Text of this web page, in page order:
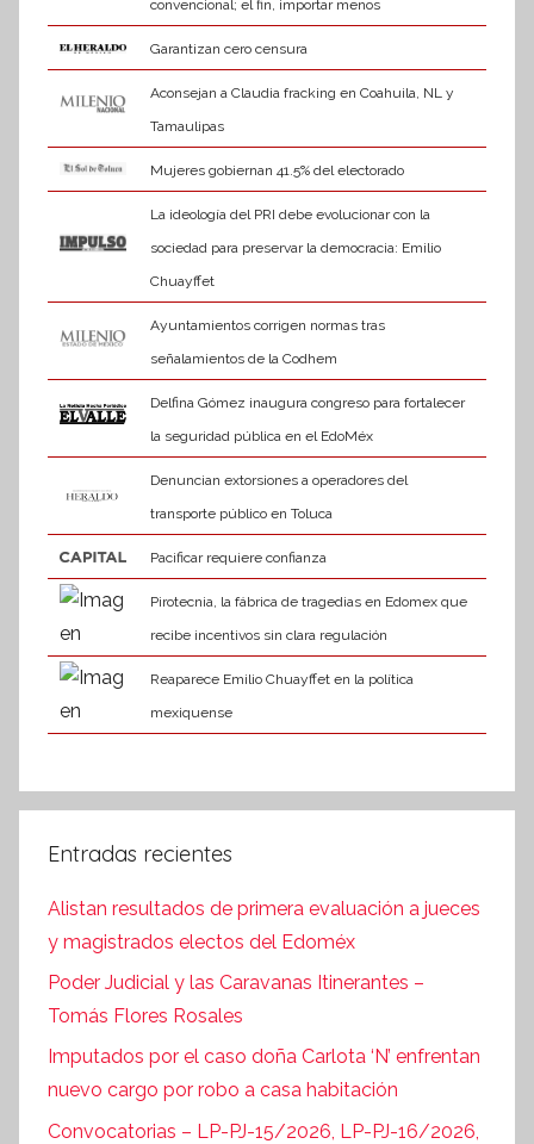
convencional; el fin, importar menos
Garantizan cero censura
Aconsejan a Claudia fracking en Coahuila, NL y
Tamaulipas
Mujeres gobiernan 41.5% del electorado
La ideología del PRI debe evolucionar con la
sociedad para preservar la democracia: Emilio
Chuayffet
Ayuntamientos corrigen normas tras
señalamientos de la Codhem
Delfina Gómez inaugura congreso para fortalecer
la seguridad pública en el EdoMéx
Denuncian extorsiones a operadores del
transporte público en Toluca
Pacificar requiere confianza
Pirotecnia, la fábrica de tragedias en Edomex que
recibe incentivos sin clara regulación
Reaparece Emilio Chuayffet en la política
mexiquense
Entradas recientes
Alistan resultados de primera evaluación a jueces
y magistrados electos del Edoméx
Poder Judicial y las Caravanas Itinerantes –
Tomás Flores Rosales
Imputados por el caso doña Carlota ‘N’ enfrentan
nuevo cargo por robo a casa habitación
Convocatorias – LP-PJ-15/2026, LP-PJ-16/2026,